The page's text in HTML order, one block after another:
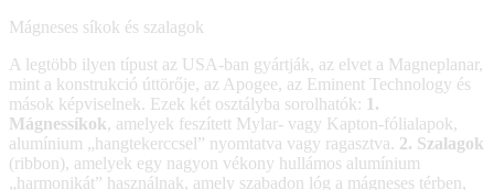
Mágneses síkok és szalagok
A legtöbb ilyen típust az USA-ban gyártják, az elvet a Magneplanar,
mint a konstrukció úttörője, az Apogee, az Eminent Technology és
mások képviselnek. Ezek két osztályba sorolhatók: 1.
Mágnessíkok, amelyek feszített Mylar- vagy Kapton-fólialapok,
alumínium „hangtekerccsel” nyomtatva vagy ragasztva. 2. Szalagok
(ribbon), amelyek egy nagyon vékony hullámos alumínium
„harmonikát” használnak, amely szabadon lóg a mágneses térben,